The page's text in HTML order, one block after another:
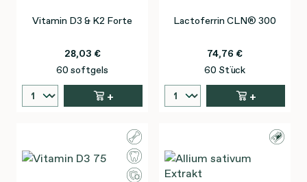
Vitamin D3 & K2 Forte
28,03 €
60 softgels
+
Lactoferrin CLN® 300
74,76 €
60 Stück
+